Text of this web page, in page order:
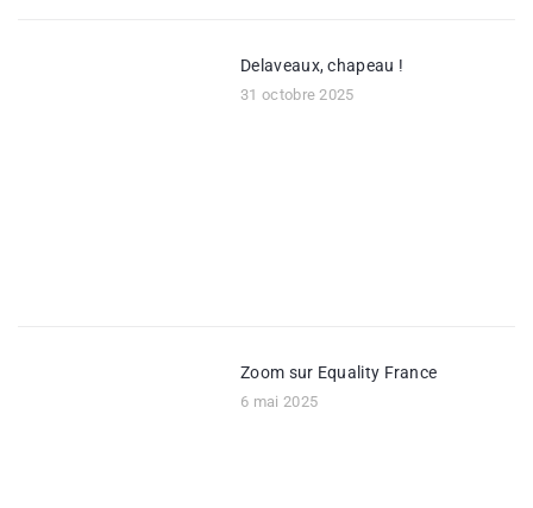
Delaveaux, chapeau !
31 octobre 2025
Zoom sur Equality France
6 mai 2025